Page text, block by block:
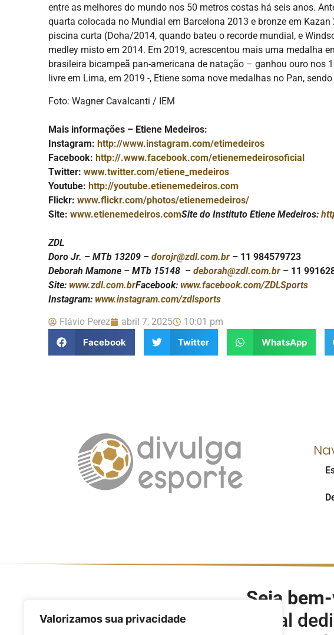
Valorizamos sua privacidade
entre as melhores do mundo nos 50 metros costas há seis anos.
quarta colocada no Mundial em Barcelona 2013 e bronze em
piscina curta (Doha/2014, quando bateu o recorde mundial, e
medley misto em 2014. Em 2019, acrescentou mais uma medalha
brasileira bicampeã pan-americana de natação – ganhou ouro nos
livre em Lima, em 2019 -, Etiene soma nove medalhas no Pan,
Foto: Wagner Cavalcanti / IEM
Mais informações – Etiene Medeiros:
Instagram: http://www.instagram.com/etimedeiros
Facebook: http://.www.facebook.com/etienemedeirosoficial
Twitter: www.twitter.com/etiene_medeiros
Youtube: http://youtube.etienemedeiros.com
Flickr: www.flickr.com/photos/etienemedeiros/
Site: www.etienemedeiros.comSite do Instituto Etiene Medeiros:
ZDL
Doro Jr. – MTb 13209 – dorojr@zdl.com.br – 11 984579723
Deborah Mamone – MTb 15148 – deborah@zdl.com.br – 11
Site: www.zdl.com.brFacebook: www.facebook.com/ZDLSports
Instagram: www.instagram.com/zdlsports
Flávio Perez abril 7, 2025
10:01 pm
Facebook
Twitter WhatsApp
Seja
O Divulga Esporte é um portal